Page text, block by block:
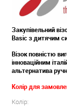
Закупівельний
Basic з дитячим
Візок повністю
інноваційним
альтернатива
Колір для
Колір: